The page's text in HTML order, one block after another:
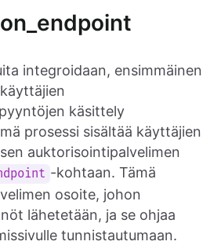
integroidaan, ensimmäinen
käsittely
prosessi sisältää käyttäjien
auktorisointipalvelimen
-kohtaan. Tämä
osoite, johon
lähetetään, ja se ohjaa
tunnistautumaan.